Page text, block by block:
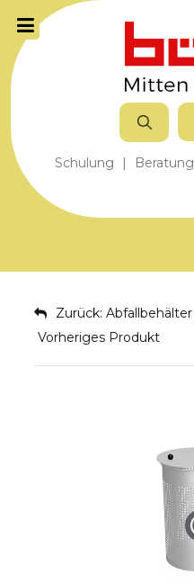
Schulung | Beratung
Zurück: Abfallbehälter
Vorheriges Produkt